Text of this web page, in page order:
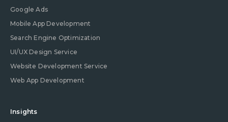
Google Ads
Mobile App Development
Search Engine Optimization
UI/UX Design Service
Website Development Service
Web App Development
Insights